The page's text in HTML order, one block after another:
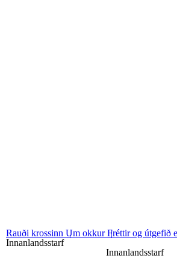
Rauði krossinn Um okkurFréttir og útgefið
Innanlandsstarf
Innanlandsstarf